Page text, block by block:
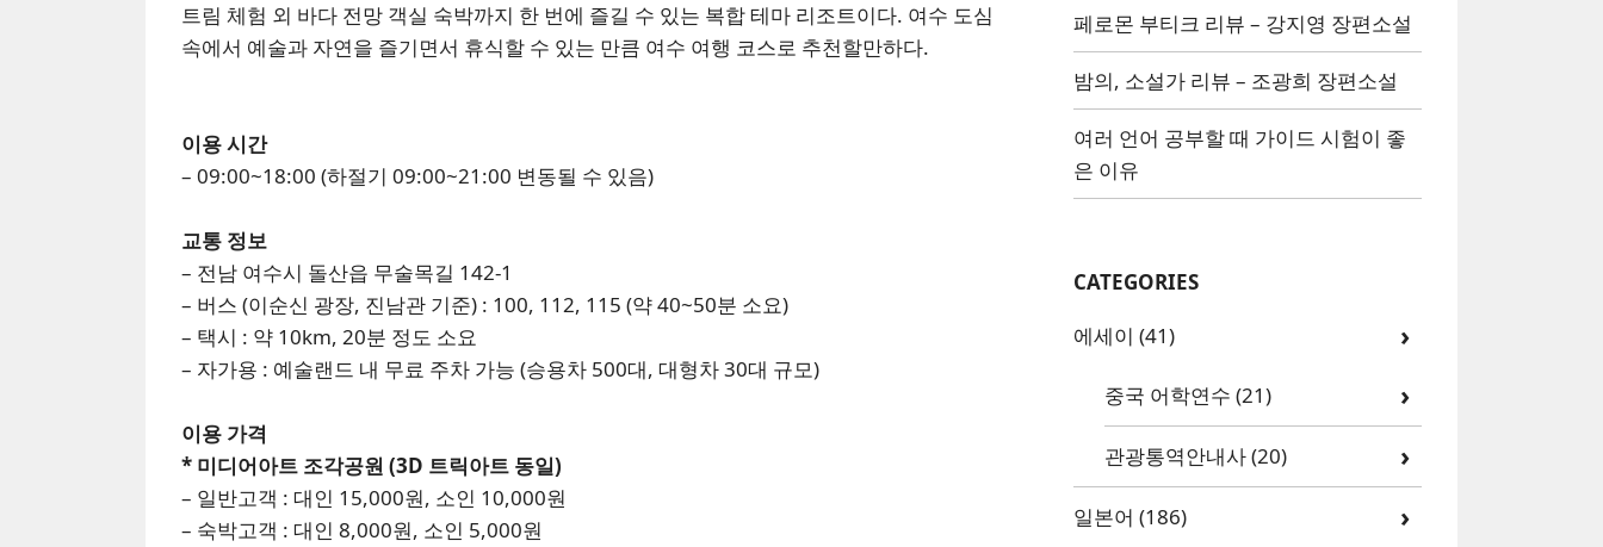
트림 체험 외 바다 전망 객실 숙박까지 한 번에 즐길 수 있는 복합 테마 리조트이다. 여수 도심
속에서 예술과 자연을 즐기면서 휴식할 수 있는 만큼 여수 여행 코스로 추천할만하다.
이용 시간
– 09:00~18:00 (하절기 09:00~21:00 변동될 수 있음)
교통 정보
– 전남 여수시 돌산읍 무술목길 142-1
– 버스 (이순신 광장, 진남관 기준) : 100, 112, 115 (약 40~50분 소요)
– 택시 : 약 10km, 20분 정도 소요
– 자가용 : 예술랜드 내 무료 주차 가능 (승용차 500대, 대형차 30대 규모)
이용 가격
* 미디어아트 조각공원 (3D 트릭아트 동일)
– 일반고객 : 대인 15,000원, 소인 10,000원
– 숙박고객 : 대인 8,000원, 소인 5,000원
페로몬 부티크 리뷰 – 강지영 장편소설
밤의, 소설가 리뷰 – 조광희 장편소설
여러 언어 공부할 때 가이드 시험이 좋
은 이유
CATEGORIES
에세이 (41)
중국 어학연수 (21)
관광통역안내사(20)
일본어 (186)